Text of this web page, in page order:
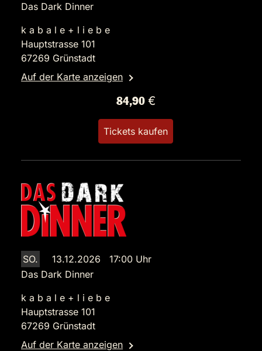
Das Dark Dinner
k a b a l e + l i e b e
Hauptstrasse 101
67269 Grünstadt
Auf der Karte anzeigen
84,90 €
Tickets kaufen
SO.
13.12.2026 17:00 Uhr
Das Dark Dinner
k a b a l e + l i e b e
Hauptstrasse 101
67269 Grünstadt
Auf der Karte anzeigen